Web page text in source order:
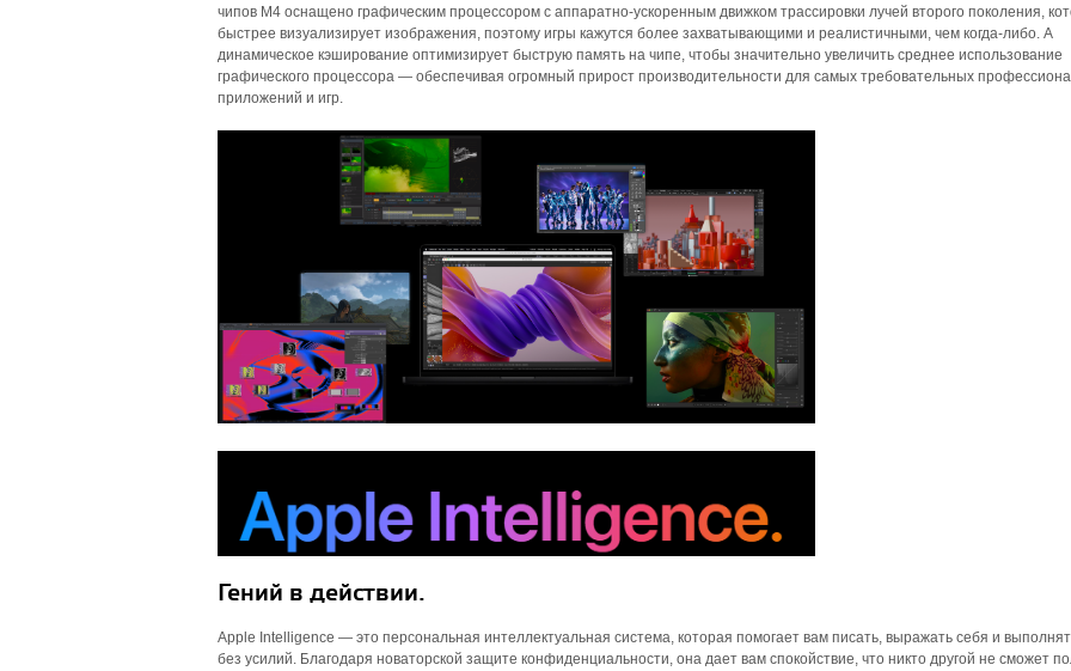
чипов M4 оснащено графическим процессором с аппаратно-ускоренным движком трассировки лучей второго поколения,
быстрее визуализирует изображения, поэтому игры кажутся более захватывающими и реалистичными, чем когда-либо. А
динамическое кэширование оптимизирует быструю память на чипе, чтобы значительно увеличить среднее использование
графического процессора — обеспечивая огромный прирост производительности для самых требовательных
приложений и игр.
Гений в действии.
Apple Intelligence — это персональная интеллектуальная система, которая помогает вам писать, выражать себя и
без усилий. Благодаря новаторской защите конфиденциальности, она дает вам спокойствие, что никто другой не сможет